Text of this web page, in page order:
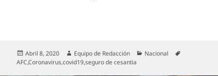
Publicado
el
Abril 8, 2020 Autor
Equipo de Redacción Categorías
Nacional
AFC,Coronavirus,covid19,seguro de cesantia